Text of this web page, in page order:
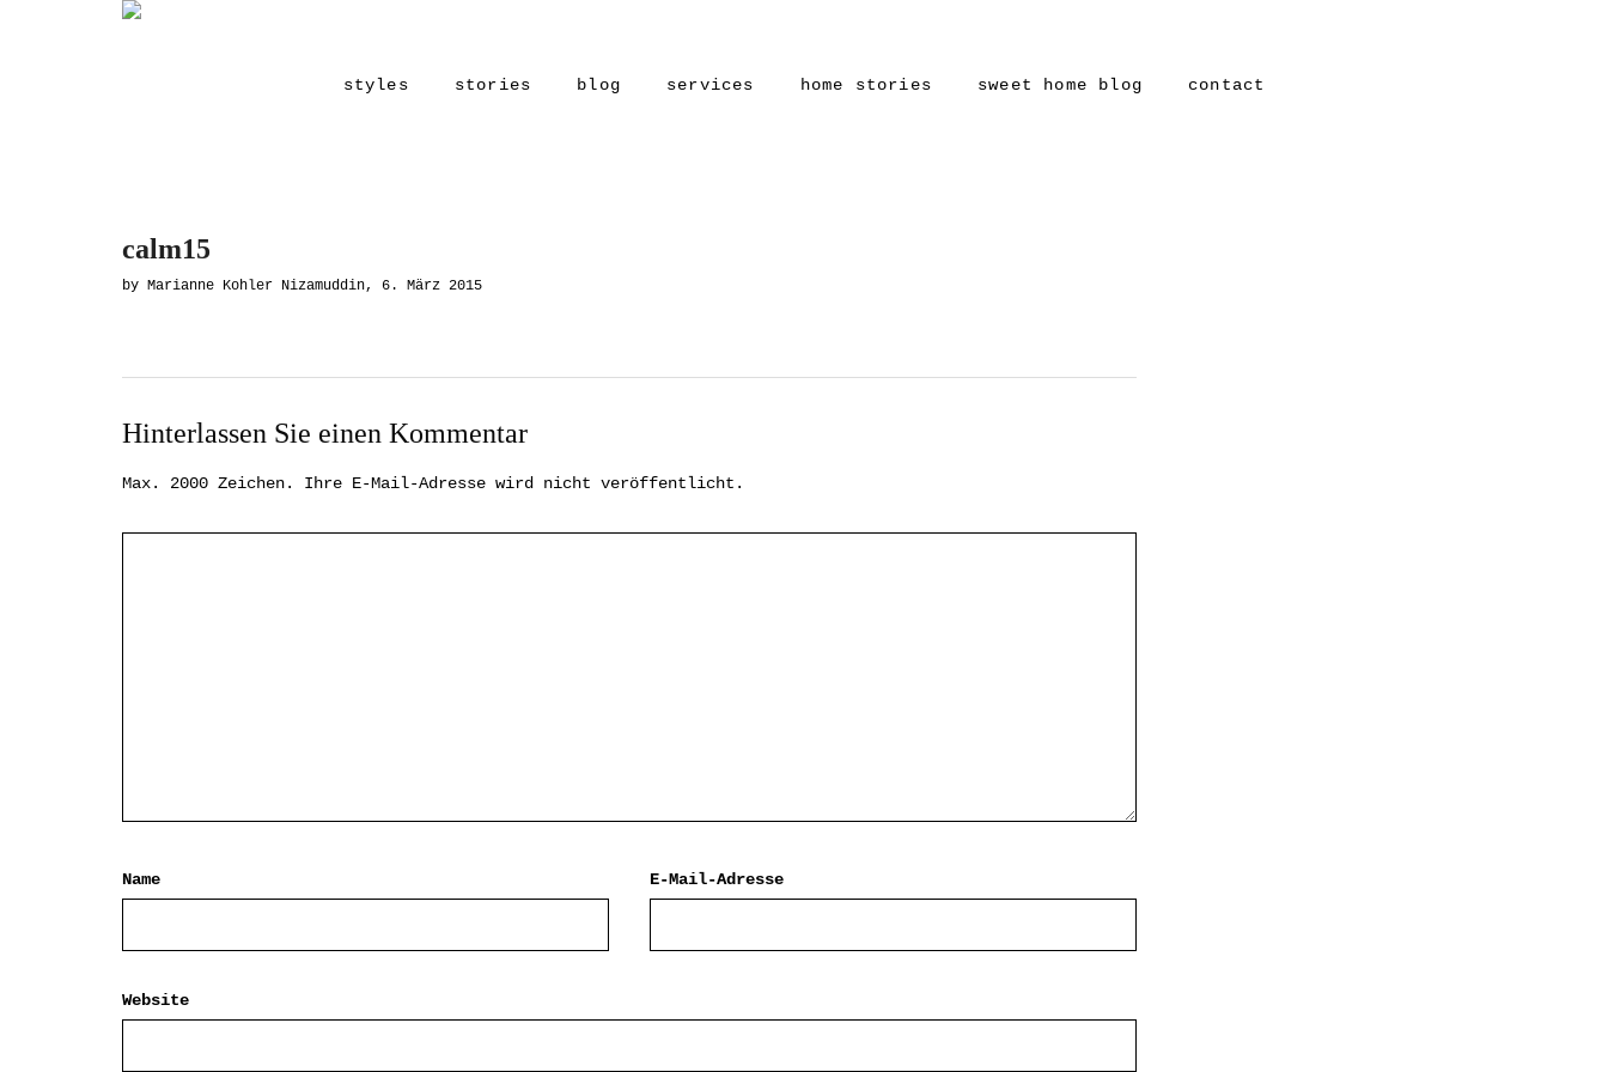
styles stories blog services home stories sweet home blog contact
calm15
by Marianne Kohler Nizamuddin, 6. März 2015
Hinterlassen Sie einen Kommentar
Max. 2000 Zeichen. Ihre E-Mail-Adresse wird nicht veröffentlicht.
Name E-Mail-Adresse
Website